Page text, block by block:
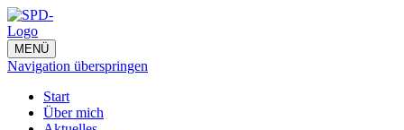
MENÜ
Navigation überspringen
Start
Über mich